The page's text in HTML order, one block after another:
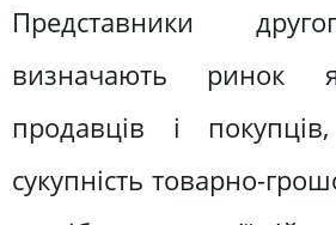
Представники
визначають ринок
продавців і
сукупність товарно-